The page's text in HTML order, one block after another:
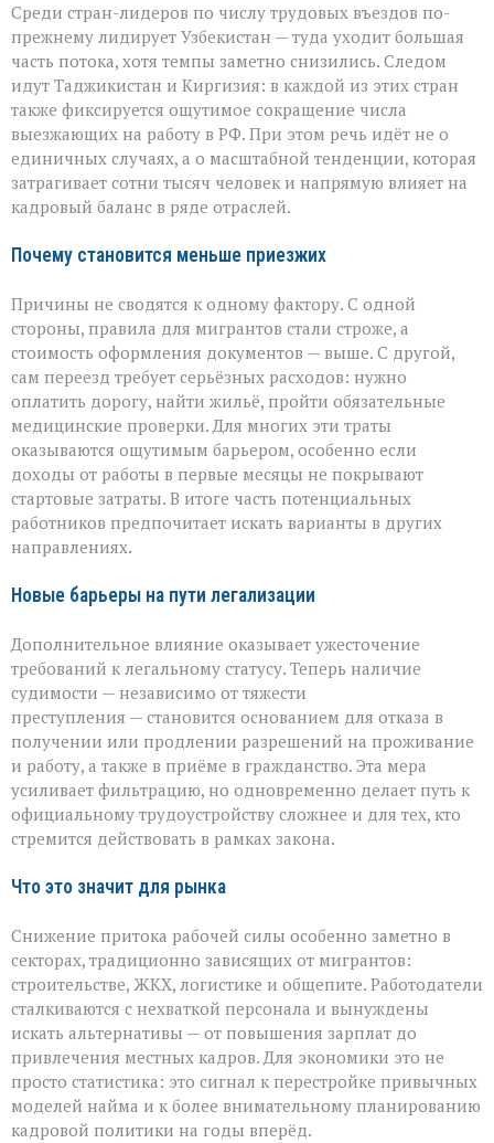
Среди стран-лидеров по числу трудовых въездов по-
прежнему лидирует Узбекистан — туда уходит большая
часть потока, хотя темпы заметно снизились. Следом
идут Таджикистан и Киргизия: в каждой из этих стран
также фиксируется ощутимое сокращение числа
выезжающих на работу в РФ. При этом речь идёт не о
единичных случаях, а о масштабной тенденции, которая
затрагивает сотни тысяч человек и напрямую влияет на
кадровый баланс в ряде отраслей.
Почему становится меньше приезжих
Причины не сводятся к одному фактору. С одной
стороны, правила для мигрантов стали строже, а
стоимость оформления документов — выше. С другой,
сам переезд требует серьёзных расходов: нужно
оплатить дорогу, найти жильё, пройти обязательные
медицинские проверки. Для многих эти траты
оказываются ощутимым барьером, особенно если
доходы от работы в первые месяцы не покрывают
стартовые затраты. В итоге часть потенциальных
работников предпочитает искать варианты в других
направлениях.
Новые барьеры на пути легализации
Дополнительное влияние оказывает ужесточение
требований к легальному статусу. Теперь наличие
судимости — независимо от тяжести
преступления — становится основанием для отказа в
получении или продлении разрешений на проживание
и работу, а также в приёме в гражданство. Эта мера
усиливает фильтрацию, но одновременно делает путь к
официальному трудоустройству сложнее и для тех, кто
стремится действовать в рамках закона.
Что это значит для рынка
Снижение притока рабочей силы особенно заметно в
секторах, традиционно зависящих от мигрантов:
строительстве, ЖКХ, логистике и общепите. Работодатели
сталкиваются с нехваткой персонала и вынуждены
искать альтернативы — от повышения зарплат до
привлечения местных кадров. Для экономики это не
просто статистика: это сигнал к перестройке привычных
моделей найма и к более внимательному планированию
кадровой политики на годы вперёд.